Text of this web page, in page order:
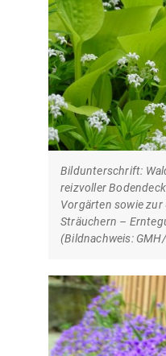
Bildunterschrift:
reizvoller
Vorgärten sowie
Sträuchern –
(Bildnachweis: